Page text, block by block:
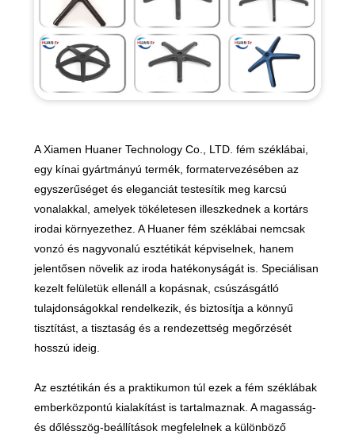
A Xiamen Huaner Technology Co., LTD. fém széklábai,
egy kínai gyártmányú termék, formatervezésében az
egyszerűséget és eleganciát testesítik meg karcsú
vonalakkal, amelyek tökéletesen illeszkednek a kortárs
irodai környezethez. A Huaner fém széklábai nemcsak
vonzó és nagyvonalú esztétikát képviselnek, hanem
jelentősen növelik az iroda hatékonyságát is. Speciálisan
kezelt felületük ellenáll a kopásnak, csúszásgátló
tulajdonságokkal rendelkezik, és biztosítja a könnyű
tisztítást, a tisztaság és a rendezettség megőrzését
hosszú ideig.
Az esztétikán és a praktikumon túl ezek a fém széklábak
emberközpontú kialakítást is tartalmaznak. A magasság-
és dőlésszög-beállítások megfelelnek a különböző